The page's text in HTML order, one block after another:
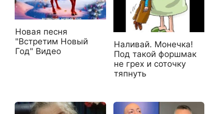
Новая песня
"Встретим Новый
Год" Видео
Наливай. Монечка!
Под такой форшмак
не грех и соточку
тяпнуть